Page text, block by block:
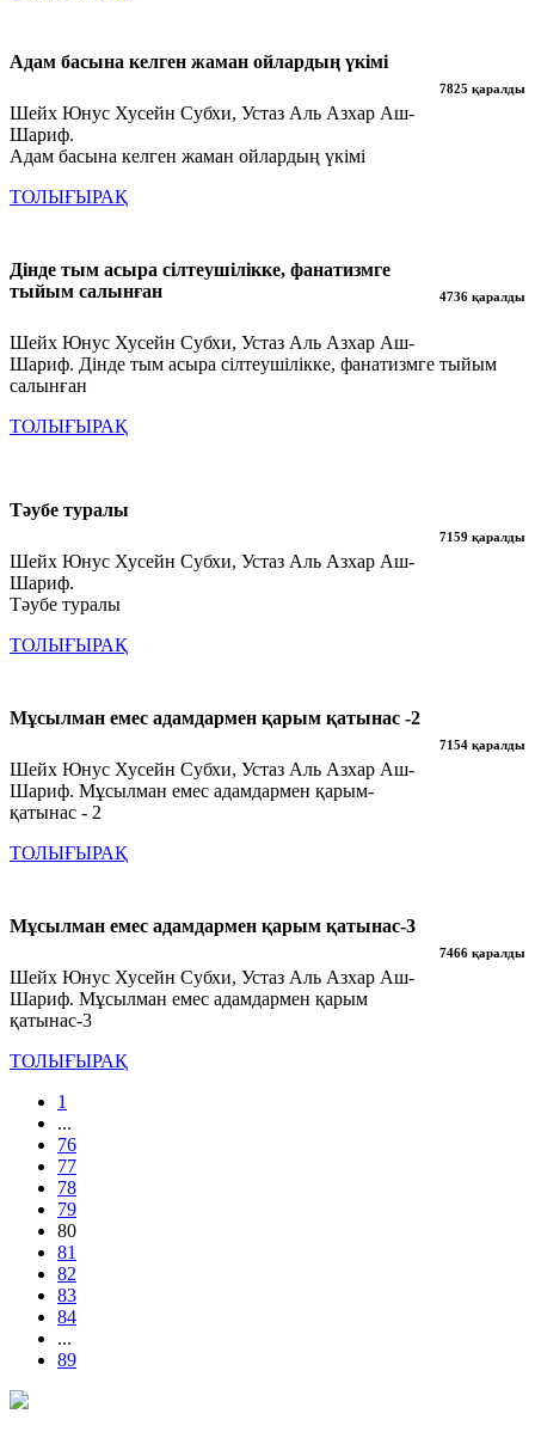
7825 қаралды
Адам басына келген жаман ойлардың үкімі
Шейх Юнус Хусейн Субхи, Устаз Аль Азхар Аш-
Шариф.
Адам басына келген жаман ойлардың үкімі
ТОЛЫҒЫРАҚ
4736 қаралды
Дінде тым асыра сілтеушілікке, фанатизмге
тыйым салынған
Шейх Юнус Хусейн Субхи, Устаз Аль Азхар Аш-
Шариф. Дінде тым асыра сілтеушілікке, фанатизмге тыйым
салынған
ТОЛЫҒЫРАҚ
7159 қаралды
Тәубе туралы
Шейх Юнус Хусейн Субхи, Устаз Аль Азхар Аш-
Шариф.
Тәубе туралы
ТОЛЫҒЫРАҚ
7154 қаралды
Мұсылман емес адамдармен қарым қатынас -2
Шейх Юнус Хусейн Субхи, Устаз Аль Азхар Аш-
Шариф. Мұсылман емес адамдармен қарым-
қатынас - 2
ТОЛЫҒЫРАҚ
7466 қаралды
Мұсылман емес адамдармен қарым қатынас-3
Шейх Юнус Хусейн Субхи, Устаз Аль Азхар Аш-
Шариф. Мұсылман емес адамдармен қарым
қатынас-3
ТОЛЫҒЫРАҚ
1
...
76
77
78
79
80
81
82
83
84
...
89